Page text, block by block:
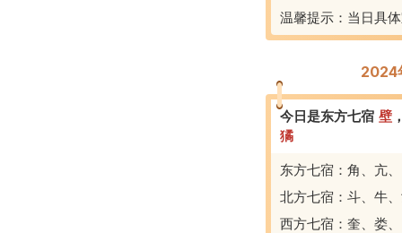
温馨提示：当日具
2024
今日是东方七宿 壁
獝
东方七宿：角、亢
北方七宿：斗、牛
西方七宿：奎、娄